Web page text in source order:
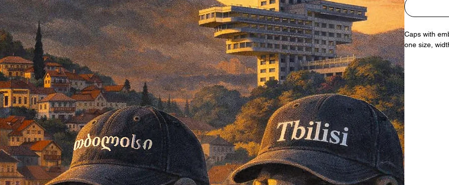
Caps with
one size,